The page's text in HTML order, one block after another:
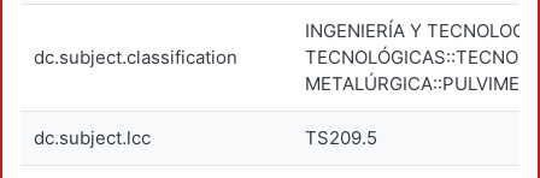
dc.subject.classification
INGENIERÍA Y
dc.subject.lcc TS209.5